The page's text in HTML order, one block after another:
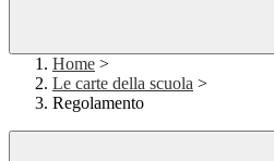
Home >
Le carte della scuola >
Regolamento